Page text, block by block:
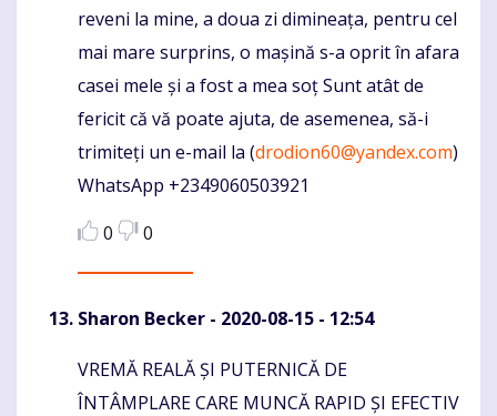
reveni la mine, a doua zi dimineața, pentru cel
mai mare surprins, o mașină s-a oprit în afara
casei mele și a fost a mea soț Sunt atât de
fericit că vă poate ajuta, de asemenea, să-i
trimiteți un e-mail la (drodion60@yandex.com)
WhatsApp +2349060503921
0
0
Sharon Becker - 2020-08-15 - 12:54
Komentaras
VREMĂ REALĂ ȘI PUTERNICĂ DE
ÎNTÂMPLARE CARE MUNCĂ RAPID ȘI EFECTIV